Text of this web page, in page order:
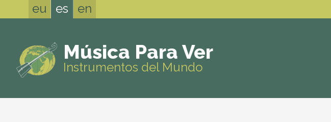
eu es en
Música Para Ver
Instrumentos del Mundo